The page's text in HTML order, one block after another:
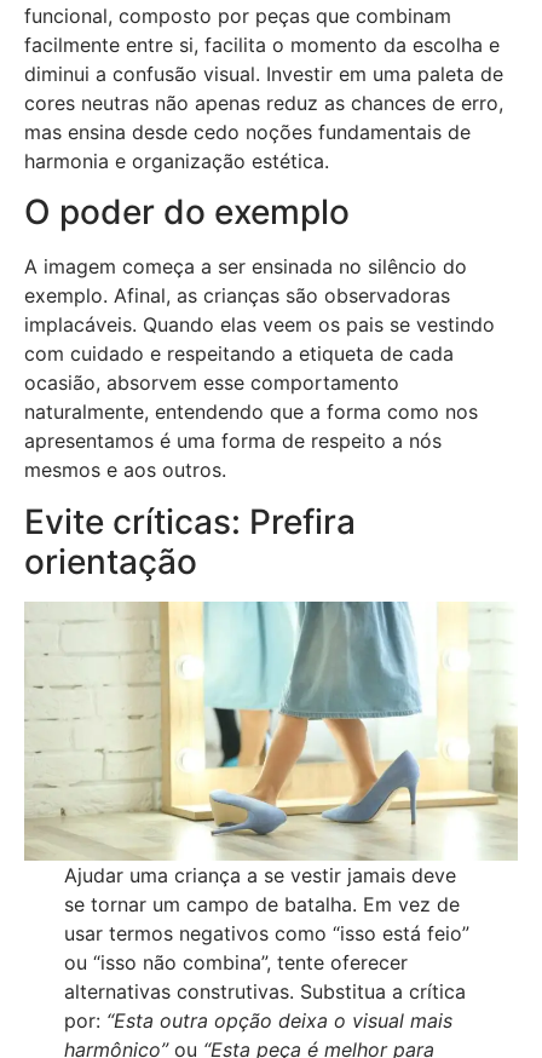
funcional, composto por peças que combinam
facilmente entre si, facilita o momento da escolha e
diminui a confusão visual. Investir em uma paleta de
cores neutras não apenas reduz as chances de erro,
mas ensina desde cedo noções fundamentais de
harmonia e organização estética.
O poder do exemplo
A imagem começa a ser ensinada no silêncio do
exemplo. Afinal, as crianças são observadoras
implacáveis. Quando elas veem os pais se vestindo
com cuidado e respeitando a etiqueta de cada
ocasião, absorvem esse comportamento
naturalmente, entendendo que a forma como nos
apresentamos é uma forma de respeito a nós
mesmos e aos outros.
Evite críticas: Prefira
orientação
Ajudar uma criança a se vestir jamais deve
se tornar um campo de batalha. Em vez de
usar termos negativos como “isso está feio”
ou “isso não combina”, tente oferecer
alternativas construtivas. Substitua a crítica
por: “Esta outra opção deixa o visual mais
harmônico”ou “Esta peça é melhor para